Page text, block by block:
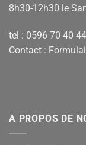
8h30-12h30 le
tel : 0596 70 40 44
Contact :
A PROPOS DE